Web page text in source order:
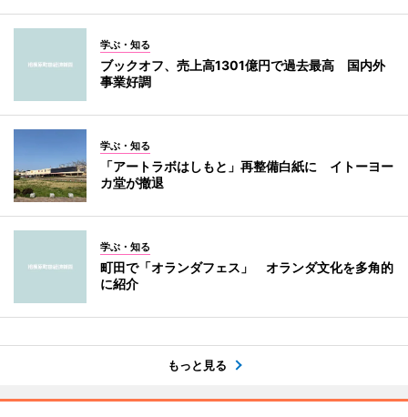
学ぶ・知る
ブックオフ、売上高1301億円で過去最高 国内外
事業好調
学ぶ・知る
「アートラボはしもと」再整備白紙に イトーヨー
カ堂が撤退
学ぶ・知る
町田で「オランダフェス」 オランダ文化を多角的
に紹介
もっと見る